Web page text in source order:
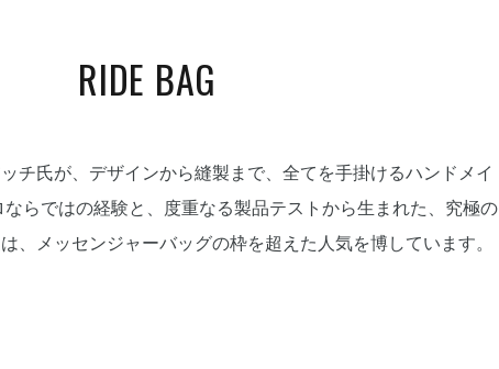
RIDE BAG
チ氏が、デザインから縫製まで、全てを手掛けるハンドメイ
ならではの経験と、度重なる製品テストから生まれた、究極の
、メッセンジャーバッグの枠を超えた人気を博しています。